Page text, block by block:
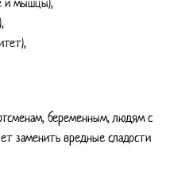
беременным, людям с
заменить вредные сладости